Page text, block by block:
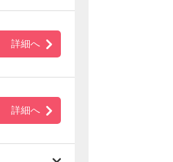
詳細へ
詳細へ